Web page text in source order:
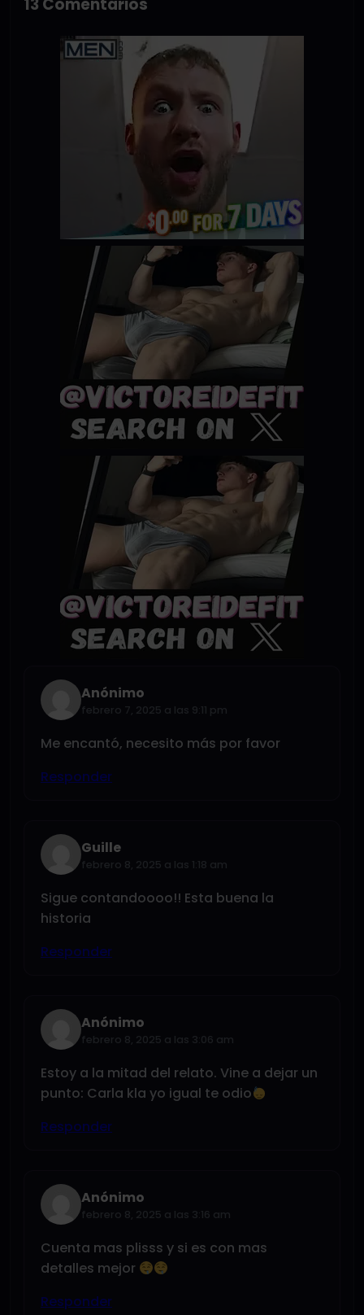
13 Comentarios
Anónimo
febrero 7, 2025 a las 9:11 pm
Me encantó, necesito más por favor
Responder
Guille
febrero 8, 2025 a las 1:18 am
Sigue contandoooo!! Esta buena la
historia
Responder
Anónimo
febrero 8, 2025 a las 3:06 am
Estoy a la mitad del relato. Vine a dejar un
punto: Carla kla yo igual te odio
Responder
Anónimo
febrero 8, 2025 a las 3:16 am
Cuenta mas plisss y si es con mas
detalles mejor
Responder